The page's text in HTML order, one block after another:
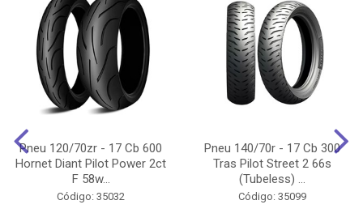
Pneu 120/70zr - 17 Cb 600
Hornet Diant Pilot Power 2ct
F 58w...
Código: 35032
Pneu 140/70r - 17 Cb 300
Tras Pilot Street 2 66s
(Tubeless) ...
Código: 35099